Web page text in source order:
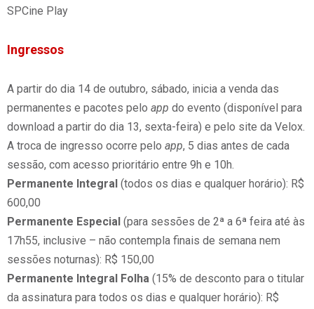
SPCine Play
Ingressos
A partir do dia 14 de outubro, sábado, inicia a venda das
permanentes e pacotes pelo app do evento (disponível para
download a partir do dia 13, sexta-feira) e pelo site da Velox.
A troca de ingresso ocorre pelo app, 5 dias antes de cada
sessão, com acesso prioritário entre 9h e 10h.
Permanente Integral (todos os dias e qualquer horário): R$
600,00
Permanente Especial (para sessões de 2ª a 6ª feira até às
17h55, inclusive – não contempla finais de semana nem
sessões noturnas): R$ 150,00
Permanente Integral Folha (15% de desconto para o titular
da assinatura para todos os dias e qualquer horário): R$